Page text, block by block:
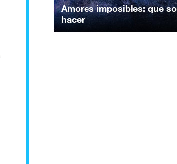
Amores imposibles: que
hacer